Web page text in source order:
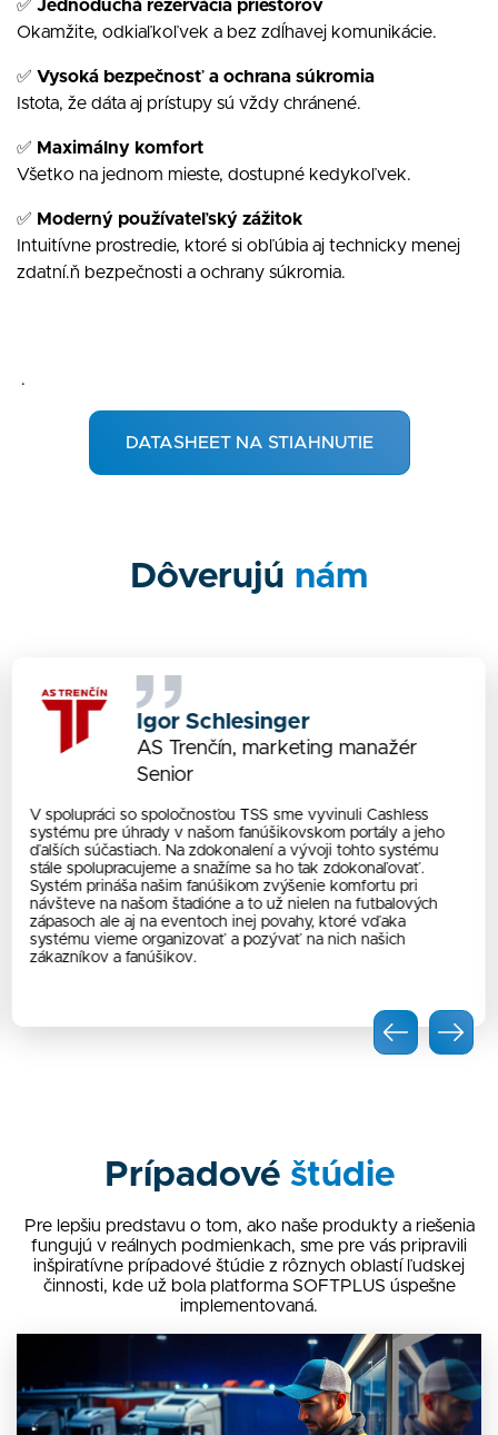
✅ Jednoduchá rezervácia priestorov
Okamžite, odkiaľkoľvek a bez zdĺhavej komunikácie.
✅ Vysoká bezpečnosť a ochrana súkromia
Istota, že dáta aj prístupy sú vždy chránené.
✅ Maximálny komfort
Všetko na jednom mieste, dostupné kedykoľvek.
✅ Moderný používateľský zážitok
Intuitívne prostredie, ktoré si obľúbia aj technicky menej
zdatní.ň bezpečnosti a ochrany súkromia.
.
DATASHEET NA STIAHNUTIE
Dôverujú nám
Igor Schlesinger
AS Trenčín, marketing manažér
Senior
V spolupráci so spoločnosťou TSS sme vyvinuli Cashless
systému pre úhrady v našom fanúšikovskom portály a jeho
ďalších súčastiach. Na zdokonalení a vývoji tohto systému
stále spolupracujeme a snažíme sa ho tak zdokonaľovať.
Systém prináša našim fanúšikom zvýšenie komfortu pri
návšteve na našom štadióne a to už nielen na futbalových
zápasoch ale aj na eventoch inej povahy, ktoré vďaka
systému vieme organizovať a pozývať na nich našich
zákazníkov a fanúšikov.
Prípadové štúdie
Pre lepšiu predstavu o tom, ako naše produkty a riešenia
fungujú v reálnych podmienkach, sme pre vás pripravili
inšpiratívne prípadové štúdie z rôznych oblastí ľudskej
činnosti, kde už bola platforma SOFTPLUS úspešne
implementovaná.